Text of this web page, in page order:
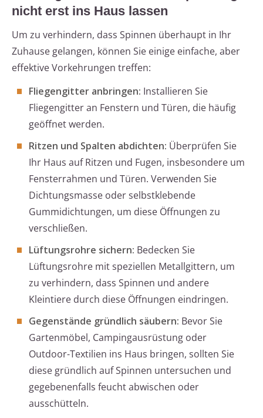
nicht erst ins Haus lassen
Um zu verhindern, dass Spinnen überhaupt in Ihr
Zuhause gelangen, können Sie einige einfache, aber
effektive Vorkehrungen treffen:
Fliegengitter anbringen: Installieren Sie
Fliegengitter an Fenstern und Türen, die häufig
geöffnet werden.
Ritzen und Spalten abdichten: Überprüfen Sie
Ihr Haus auf Ritzen und Fugen, insbesondere um
Fensterrahmen und Türen. Verwenden Sie
Dichtungsmasse oder selbstklebende
Gummidichtungen, um diese Öffnungen zu
verschließen.
Lüftungsrohre sichern: Bedecken Sie
Lüftungsrohre mit speziellen Metallgittern, um
zu verhindern, dass Spinnen und andere
Kleintiere durch diese Öffnungen eindringen.
Gegenstände gründlich säubern: Bevor Sie
Gartenmöbel, Campingausrüstung oder
Outdoor-Textilien ins Haus bringen, sollten Sie
diese gründlich auf Spinnen untersuchen und
gegebenenfalls feucht abwischen oder
ausschütteln.